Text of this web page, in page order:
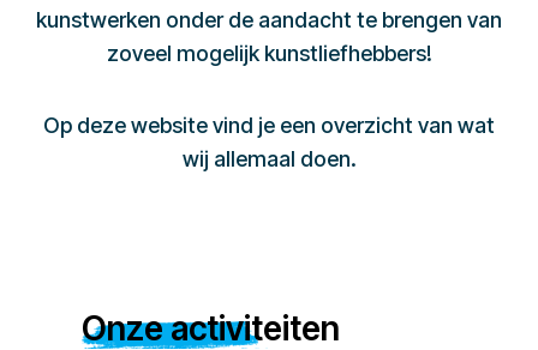
kunstwerken onder de aandacht te brengen van
zoveel mogelijk kunstliefhebbers!
Op deze website vind je een overzicht van wat
wij allemaal doen.
Onze activiteiten